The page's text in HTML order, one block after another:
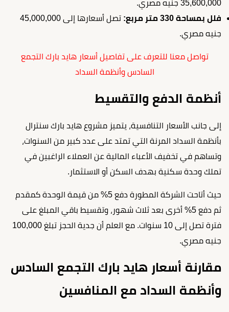
35,600,000 جنيه مصري.
فلل بمساحة 330 متر مربع:
تصل أسعارها إلى 45,000,000
جنيه مصري.
تواصل معنا للتعرف على تفاصيل أسعار هايد بارك التجمع
السادس وأنظمة السداد
أنظمة الدفع والتقسيط
إلى جانب الأسعار التنافسية، يتميز مشروع هايد بارك سنترال
بأنظمة السداد المرنة التي تمتد على عدد كبير من السنوات،
وتساهم في تخفيف الأعباء المالية عن العملاء الراغبين في
تملك وحدة سكنية بهدف السكن أو الاستثمار.
حيث أتاحت الشركة المطورة دفع 5% من قيمة الوحدة كمقدم
ثم دفع 5% أخرى بعد ثلاث شهور، وتقسيط باقي المبلغ على
فترة تصل إلى 10 سنوات. مع العلم أن جدية الحجز تبلغ 100,000
جنيه مصري.
مقارنة أسعار هايد بارك التجمع السادس
وأنظمة السداد مع المنافسين